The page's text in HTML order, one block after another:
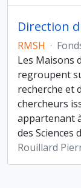
RMSH ·
Les Maisons
regroupent
recherche et
chercheurs
appartenant
des Sciences
Rouillard